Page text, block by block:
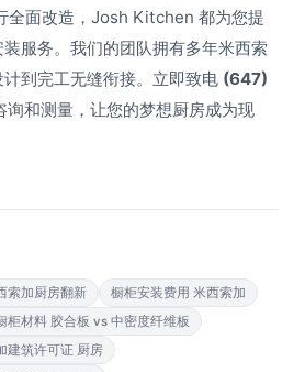
全面改造，Josh Kitchen 都为您提
服务。我们的团队拥有多年米西索
到完工无缝衔接。立即致电 (647)
询和测量，让您的梦想厨房成为现
索加厨房翻新
橱柜安装费用 米西索加
柜材料 胶合板 vs 中密度纤维板
建筑许可证 厨房